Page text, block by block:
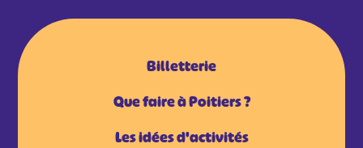
Billetterie
Que faire à Poitiers ?
Les idées d'activités